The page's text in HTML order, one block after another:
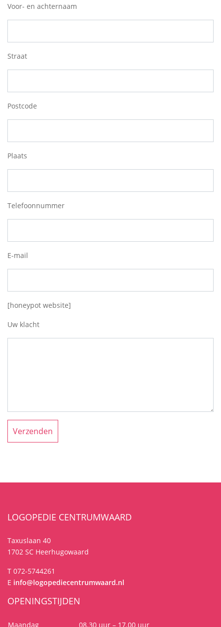
Voor- en achternaam
Straat
Postcode
Plaats
Telefoonnummer
E-mail
[honeypot website]
Uw klacht
LOGOPEDIE CENTRUMWAARD
Taxuslaan 40
1702 SC Heerhugowaard
T 072-5744261
E info@logopediecentrumwaard.nl
OPENINGSTIJDEN
Maandag 08.30 uur – 17.00 uur